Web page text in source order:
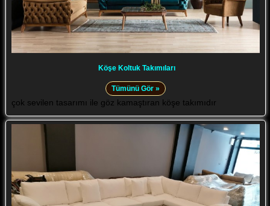
Köşe Koltuk Takımıları
Tümünü Gör »
çok sevilen tasarımı ile göz kamaştıran köşe takımıdır